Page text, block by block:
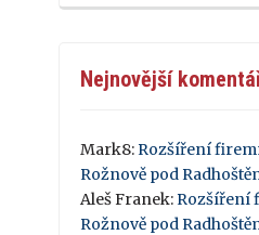
Nejnovější
Mark8: Rozšíření
Rožnově pod
Aleš Franek: Rozšíření
Rožnově pod